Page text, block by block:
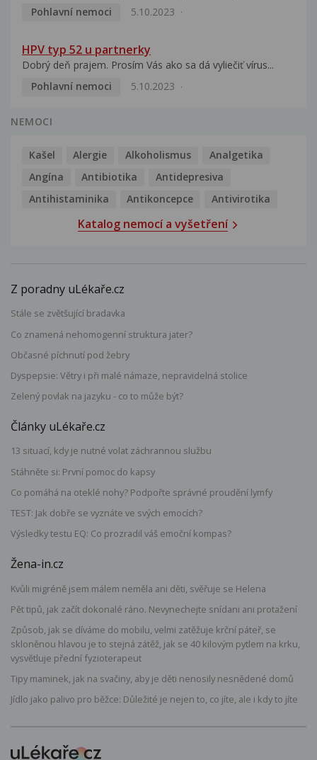
Pohlavní nemoci
5.10.2023
HPV typ 52 u partnerky
Dobrý deň prajem. Prosím Vás ako sa dá vyliečiť vírus...
Pohlavní nemoci
5.10.2023
NEMOCI
Kašel Alergie Alkoholismus
Analgetika
Angína
Antibiotika
Antidepresiva
Antihistaminika
Antikoncepce Antivirotika
Katalog nemocí a vyšetření
Z poradny uLékaře.cz
Stále se zvětšující bradavka
Co znamená nehomogenní struktura jater?
Občasné píchnutí pod žebry
Dyspepsie: Větry i při malé námaze, nepravidelná stolice
Zelený povlak na jazyku - co to může být?
Články uLékaře.cz
13 situací, kdy je nutné volat záchrannou službu
Stáhněte si: První pomoc do kapsy
Co pomáhá na oteklé nohy? Podpořte správné proudění lymfy
TEST: Jak dobře se vyznáte ve svých emocích?
Výsledky testu EQ: Co prozradil váš emoční kompas?
Žena-in.cz
Kvůli migréně jsem málem neměla ani děti, svěřuje se Helena
Pět tipů, jak začít dokonalé ráno. Nevynechejte snídani ani protažení
Způsob, jak se díváme do mobilu, velmi zatěžuje krční páteř, se
skloněnou hlavou je to stejná zátěž, jak se 40 kilovým pytlem na krku,
vysvětluje přední fyzioterapeut
Tipy maminek, jak na svačiny, aby je děti nenosily nesnědené domů
Jídlo jako palivo pro běžce: Důležité je nejen to, co jíte, ale i kdy to jíte